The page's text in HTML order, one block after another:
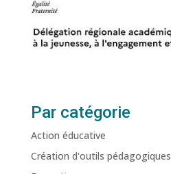
Par catégorie
Action éducative
Création d'outils pédagogiques